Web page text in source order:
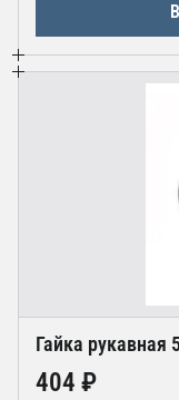
Гайка рукавная
404 ₽